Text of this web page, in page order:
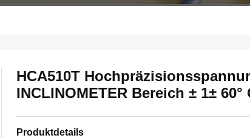
HCA510T
INCLINOMETER Bereich ± 1± 60°
Produktdetails